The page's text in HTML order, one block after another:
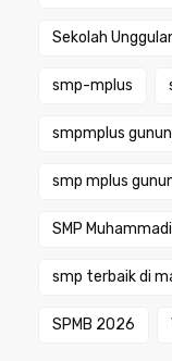
Sekolah
smp-mplus
smpmplus
smp mplus
SMP
smp terbaik di
SPMB 2026